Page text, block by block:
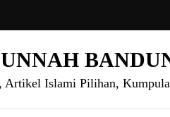
Islami Pilihan,